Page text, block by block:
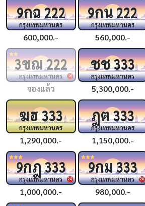
9กฉ222
กรุงเทพมหานคร
600,000.-
9กน222
กรุงเทพมหานคร
560,000.-
16
3ขฌ222
กรุงเทพมหานคร
จองแล้ว
ชช333
กรุงเทพมหานคร
5,300,000.-
ฆฮ333
กรุงเทพมหานคร
1,290,000.-
ฎต333
กรุงเทพมหานคร
1,150,000.-
24
9กฎ333
กรุงเทพมหานคร
1,000,000.-
24
9กม333
กรุงเทพมหานคร
980,000.-